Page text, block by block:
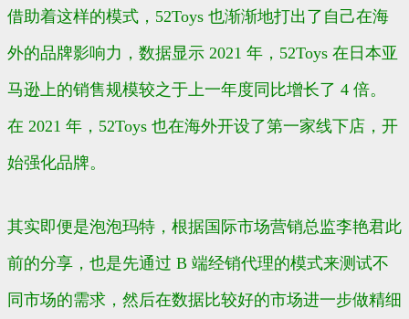
借助着这样的模式，52Toys 也渐渐地打出了自己在海
外的品牌影响力，数据显示 2021 年，52Toys 在日本亚
马逊上的销售规模较之于上一年度同比增长了 4 倍。
在 2021 年，52Toys 也在海外开设了第一家线下店，开
始强化品牌。
其实即便是泡泡玛特，根据国际市场营销总监李艳君此
前的分享，也是先通过 B 端经销代理的模式来测试不
同市场的需求，然后在数据比较好的市场进一步做精细